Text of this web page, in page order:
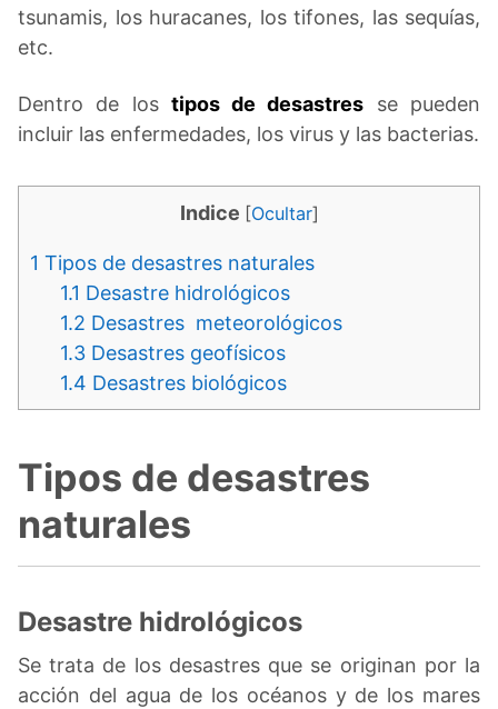
tsunamis, los huracanes, los tifones, las sequías,
etc.
Dentro de los tipos de desastres se pueden
incluir las enfermedades, los virus y las bacterias.
Indice [Ocultar]
1 Tipos de desastres naturales
1.1 Desastre hidrológicos
1.2 Desastres meteorológicos
1.3 Desastres geofísicos
1.4 Desastres biológicos
Tipos de desastres
naturales
Desastre hidrológicos
Se trata de los desastres que se originan por la
acción del agua de los océanos y de los mares